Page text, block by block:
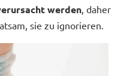
werden , daher
sie zu ignorieren.